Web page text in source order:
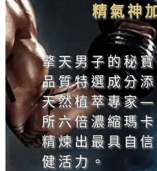
精庫
重磅級劑
糊化瑪卡滿
泉
· 瑪卡
進夫妻
· 瑪卡
喚醒內
精氣神
擎天男子的秘
品質特選成分
天然植萃專家
所六倍濃縮瑪
精煉出最具自
健活力。